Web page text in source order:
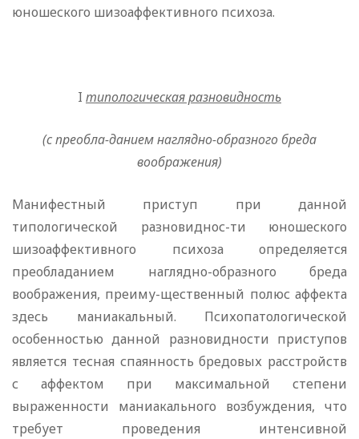
юношеского шизоаффективного психоза.
I типологическая разновидность
(с преобла-данием наглядно-образного бреда
воображения)
Манифестный приступ при данной
типологической разновиднос-ти юношеского
шизоаффективного психоза определяется
преобладанием наглядно-образного бреда
воображения, преиму-щественный полюс аффекта
здесь маниакальный. Психопатологической
особенностью данной разновидности приступов
является тесная спаянность бредовых расстройств
с аффектом при максимальной степени
выраженности маниакального возбуждения, что
требует проведения интенсивной